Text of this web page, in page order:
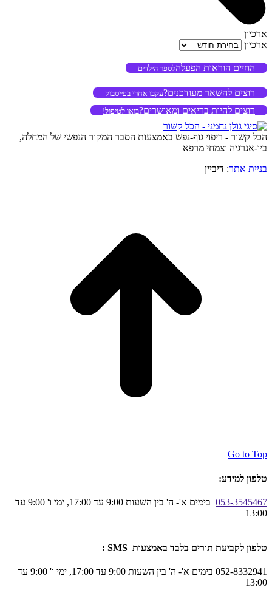
ארכיון
ארכיון
החיים הוראות הפעלהלספר הילדים
רוצים להשאר מעודכנים?עקבו אחרי בפייסבוק
רוצים להיות בריאים ומאושרים?בואו לטיפול!
הכל קשור - ריפוי גוף-נפש באמצעות הסבר המקור הנפשי של המחלה,
ביו-אנרגיה וצמחי מרפא
בניית אתר: דיביין
Go to Top
טלפון למידע:
053-3545467
בימים א'- ה' בין השעות 9:00 עד 17:00, ימי ו' 9:00 עד
13:00
טלפון לקביעת תורים בלבד באמצעות SMS :
052-8332941 בימים א'- ה' בין השעות 9:00 עד 17:00, ימי ו' 9:00 עד
13:00